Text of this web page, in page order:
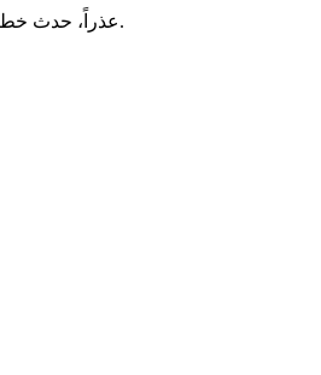
عذراً، حدث خطأ فني. يرجى المحاولة لاحقاً.